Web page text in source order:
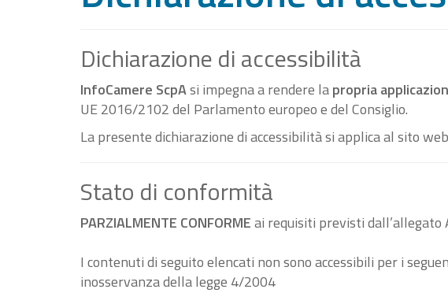
Dichiarazione di accessibilità
InfoCamere ScpAsi impegna a rendere lapropria
UE 2016/2102 del Parlamento europeo e del Consiglio.
La presente dichiarazione di accessibilità si applica al sito web
Stato di conformità
PARZIALMENTE CONFORMEai requisiti previsti dall’allegato
I contenuti di seguito elencati non sono accessibili per i
inosservanza della legge 4/2004